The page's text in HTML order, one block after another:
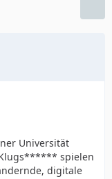
Universität
spielen
digitale